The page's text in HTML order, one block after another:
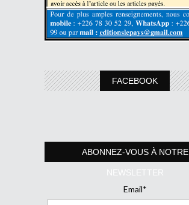
FACEBOOK
ABONNEZ-VOUS À NOTRE
NEWSLETTER
Email*